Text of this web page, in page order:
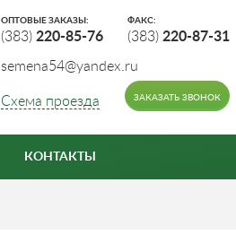
Схема проезда
semena54@yandex.ru
ОПТОВЫЕ ЗАКАЗЫ:
(383) 220-85-76
ФАКС:
(383) 220-87-31
ЗАКАЗАТЬ ЗВОНОК
КОНТАКТЫ